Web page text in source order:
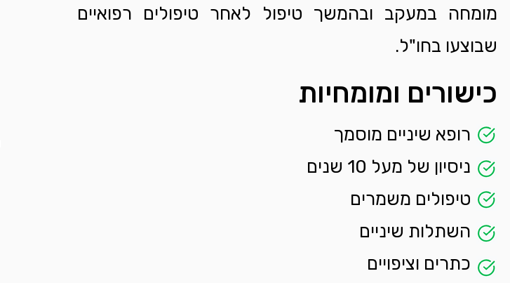
מומחה במעקב ובהמשך טיפול לאחר טיפולים רפואיים
שבוצעו בחו"ל.
כישורים ומומחיות
רופא שיניים מוסמך
ניסיון של מעל 10 שנים
טיפולים משמרים
השתלות שיניים
כתרים וציפויים